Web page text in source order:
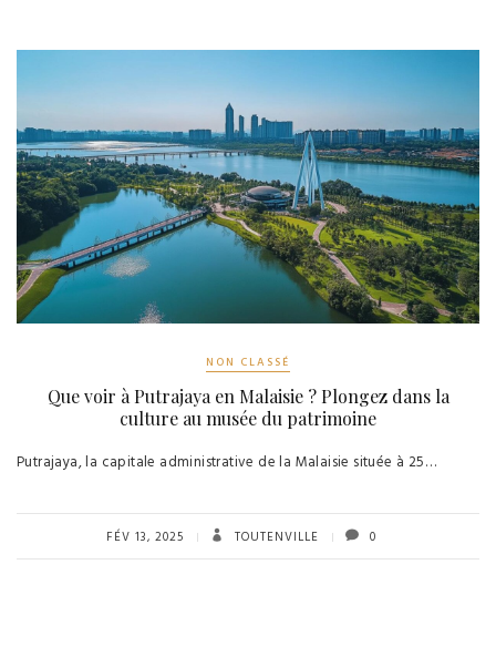
NON CLASSÉ
Que voir à Putrajaya en Malaisie ? Plongez dans la
culture au musée du patrimoine
Putrajaya, la capitale administrative de la Malaisie située à 25…
FÉV 13, 2025 TOUTENVILLE 0